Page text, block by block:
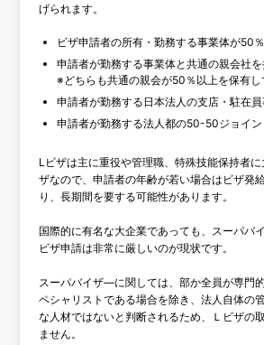
げられます。
ビザ申請者の所有・勤務する事業体が50
申請者が勤務する事業体と共通の親会社
※どちらも共通の親会が50％以上を保有し
申請者が勤務する日本法人の支店・駐在
申請者が勤務する法人都の50-50ジョイン
Lビザは主に重役や管理職、特殊技能保持者
ザなので、申請者の年齢が若い場合はビザ発
り、長期間を要する可能性があります。
国際的に有名な大企業であっても、スーパバ
ビザ申請は非常に厳しいのが現状です。
スーパバイザ―に関しては、部か全員が専門
ペシャリストである場合を除き、法人自体の
な人材ではないと判断されるため、Ｌビザの
ません。